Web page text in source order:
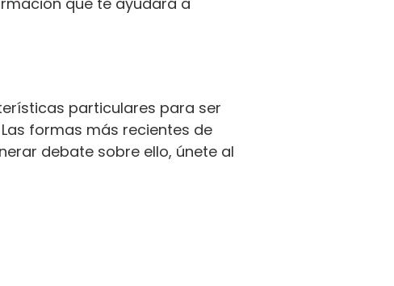
particulares para ser
formas más recientes de
debate sobre ello, únete al